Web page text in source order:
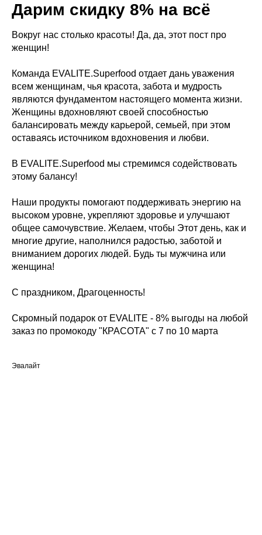
Дарим скидку 8% на всё
Вокруг нас столько красоты! Да, да, этот пост про
женщин!
Команда EVALITE.Superfood отдает дань уважения
всем женщинам, чья красота, забота и мудрость
являются фундаментом настоящего момента жизни.
Женщины вдохновляют своей способностью
балансировать между карьерой, семьей, при этом
оставаясь источником вдохновения и любви.
В EVALITE.Superfood мы стремимся содействовать
этому балансу!
Наши продукты помогают поддерживать энергию на
высоком уровне, укрепляют здоровье и улучшают
общее самочувствие. Желаем, чтобы Этот день, как и
многие другие, наполнился радостью, заботой и
вниманием дорогих людей. Будь ты мужчина или
женщина!
С праздником, Драгоценность!
Скромный подарок от EVALITE - 8% выгоды на любой
заказ по промокоду "КРАСОТА" с 7 по 10 марта
Эвалайт